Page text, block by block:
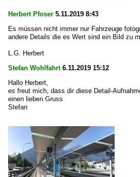
Herbert Pfoser 5.11.2019 8:43
Es müssen nicht immer nur Fahrzeuge
andere Details die es Wert sind ein Bild zu
L.G. Herbert
Stefan Wohlfahrt6.11.2019 15:12
Hallo Herbert,
es freut mich, dass dir diese Detail-
einen lieben Gruss
Stefan